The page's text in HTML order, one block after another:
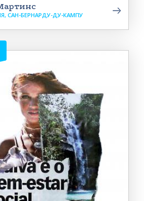
САН-БЕРНАРДУ-ДУ-КАМПУ